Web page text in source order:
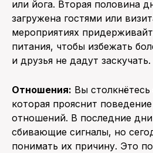
или йога. Вторая половина
загружена гостями или
мероприятиях
питания, чтобы избежать
и друзья не дадут заскучать.
Отношения: Вы
которая прояснит
отношений. В последние
сбивающие сигналы, но
понимать их причину. Это